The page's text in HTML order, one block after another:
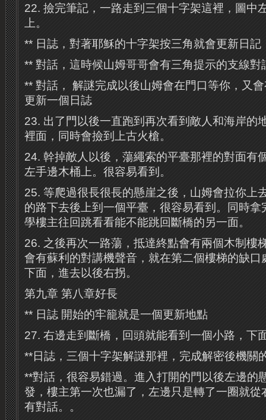
22. 撿完筆記，一路走到三個十字架這裡，圖中
上。
** 日誌，對著耶穌的十字架按三角就會更新日記
** 對話，這時候山姆哥哥會有三角提示的支線對
** 對話， 解謎完成以後山姆會在門口等你，又
更新一個日誌
23. 出了門以後一直跑到再次看到敵人和海岸的
裡面，同時會撿到上古火槍。
24. 幹掉敵人以後，蕩繩索的平臺那裡的對面有
左手邊木桶上。很容易看到。
25. 等爬過很長很長的懸崖之後，山姆會拉你上
的路下去後上到一個平臺，很容易看到。同時
學樓主往回跳看看能不能跳回斷橋的另一面。
26. 之後再次一路蕩，抵達終點會有兩個木制樓
會有蘇利的對講機聲音，就在第二個樓梯的缺口
下面，進去以後右拐。
第九章 第八章好長
** 日誌 開始的牢籠就是一個更新地點
27. 右邊走到斷橋，回頭就能看到一個小路，下
**日誌，三個十字架解謎那裡，完成解密後機關
**對話，很容易錯過。進入打開的門以後左邊的
發，樓主第一次也漏了，左邊只是轉了一圈就從
有對話。。